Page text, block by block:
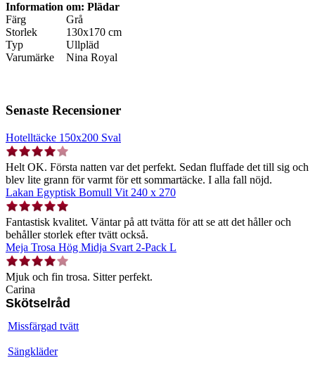
Information om: Plädar
Färg
Grå
Storlek
130x170 cm
Typ
Ullpläd
Varumärke
Nina Royal
Senaste Recensioner
Hotelltäcke 150x200 Sval
Helt OK. Första natten var det perfekt. Sedan fluffade det till sig och
blev lite grann för varmt för ett sommartäcke. I alla fall nöjd.
Lakan Egyptisk Bomull Vit 240 x 270
Fantastisk kvalitet. Väntar på att tvätta för att se att det håller och
behåller storlek efter tvätt också.
Meja Trosa Hög Midja Svart 2-Pack L
Mjuk och fin trosa. Sitter perfekt.
Carina
Skötselråd
Missfärgad tvätt
Sängkläder